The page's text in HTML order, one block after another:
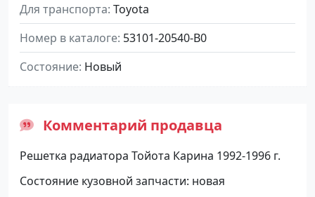
Для транспорта Toyota
Номер в каталоге 53101-20540-B0
Состояние Новый
Комментарий продавца
Решетка радиатора Тойота Карина 1992-1996 г.
Состояние кузовной запчасти: новая